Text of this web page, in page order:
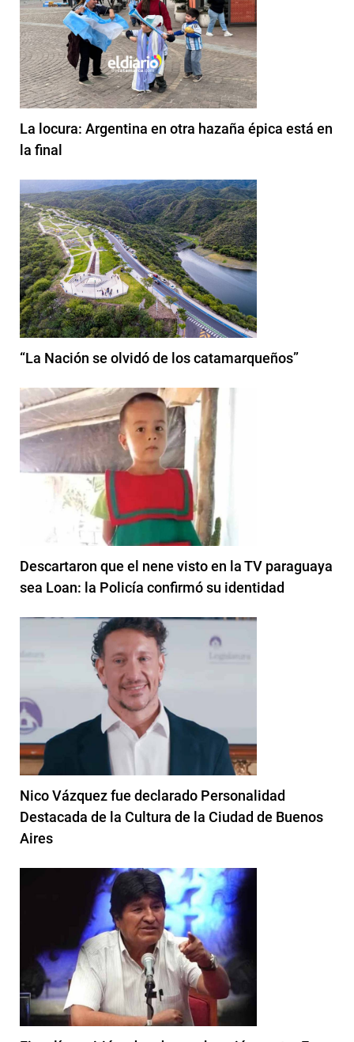
La locura: Argentina en otra hazaña épica está en
la final
“La Nación se olvidó de los catamarqueños”
Descartaron que el nene visto en la TV paraguaya
sea Loan: la Policía confirmó su identidad
Nico Vázquez fue declarado Personalidad
Destacada de la Cultura de la Ciudad de Buenos
Aires